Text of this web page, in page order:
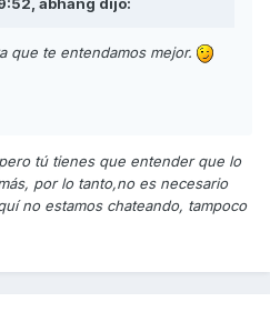
abhang dijo:
que te entendamos mejor.
tú tienes que entender que lo
por lo tanto,no es necesario
no estamos chateando, tampoco